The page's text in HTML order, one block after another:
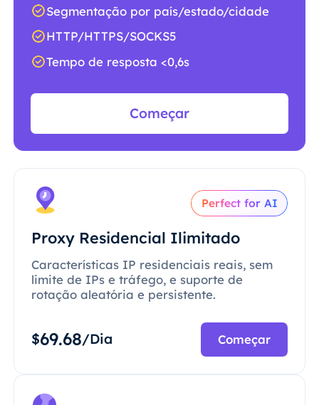
Segmentação por país/estado/cidade
HTTP/HTTPS/SOCKS5
Tempo de resposta <0,6s
Começar
Perfect for AI
Proxy Residencial Ilimitado
Características IP residenciais reais, sem
limite de IPs e tráfego, e suporte de
rotação aleatória e persistente.
$69.68/Dia Começar